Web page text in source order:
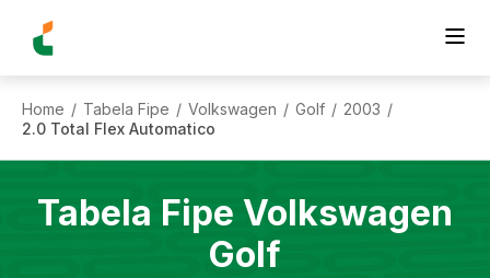
Home / Tabela Fipe / Volkswagen / Golf / 2003 /
2.0 Total Flex Automatico
Tabela Fipe Volkswagen
Golf